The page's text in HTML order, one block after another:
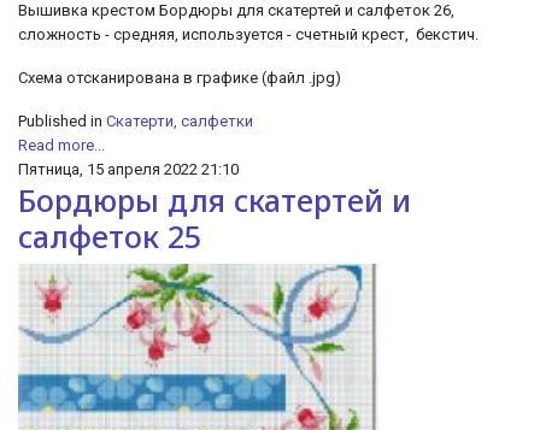
Вышивка крестом Бордюры для скатертей и салфеток 26,
сложность - средняя, используется - счетный крест, бекстич.
Cхема отсканирована в графике (файл .jpg)
Published in Скатерти, салфетки
Read more...
Пятница, 15 апреля 2022 21:10
Бордюры для скатертей и
салфеток 25